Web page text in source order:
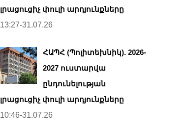
լրացուցիչ փուլի արդյունքները
13:27-31.07.26
ՀԱՊՀ (Պոլիտեխնիկ). 2026-
2027 ուստարվա
ընդունելության
լրացուցիչ փուլի արդյունքները
10:46-31.07.26